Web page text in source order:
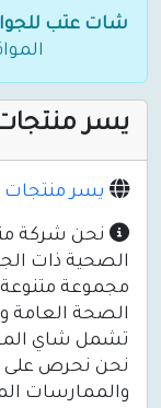
شات عتب
يسر
يسر منتجات
نحن شركة
الصحية ذات
مجموعة متنوعة
الصحة العامة
تشمل شاي
نحن نحرص على
والممارسات